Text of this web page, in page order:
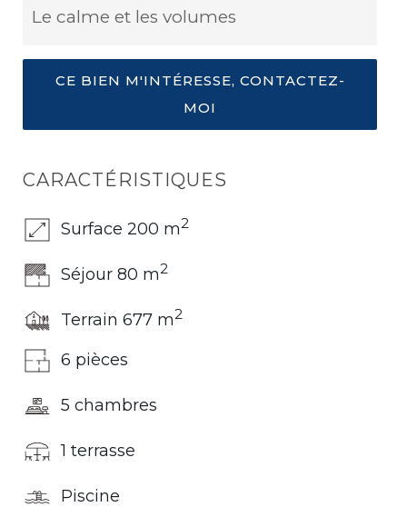
Le calme et les volumes
CE BIEN M'INTÉRESSE, CONTACTEZ-
MOI
CARACTÉRISTIQUES
Surface 200 m2
Séjour 80 m2
Terrain 677 m2
6 pièces
5 chambres
1 terrasse
Piscine